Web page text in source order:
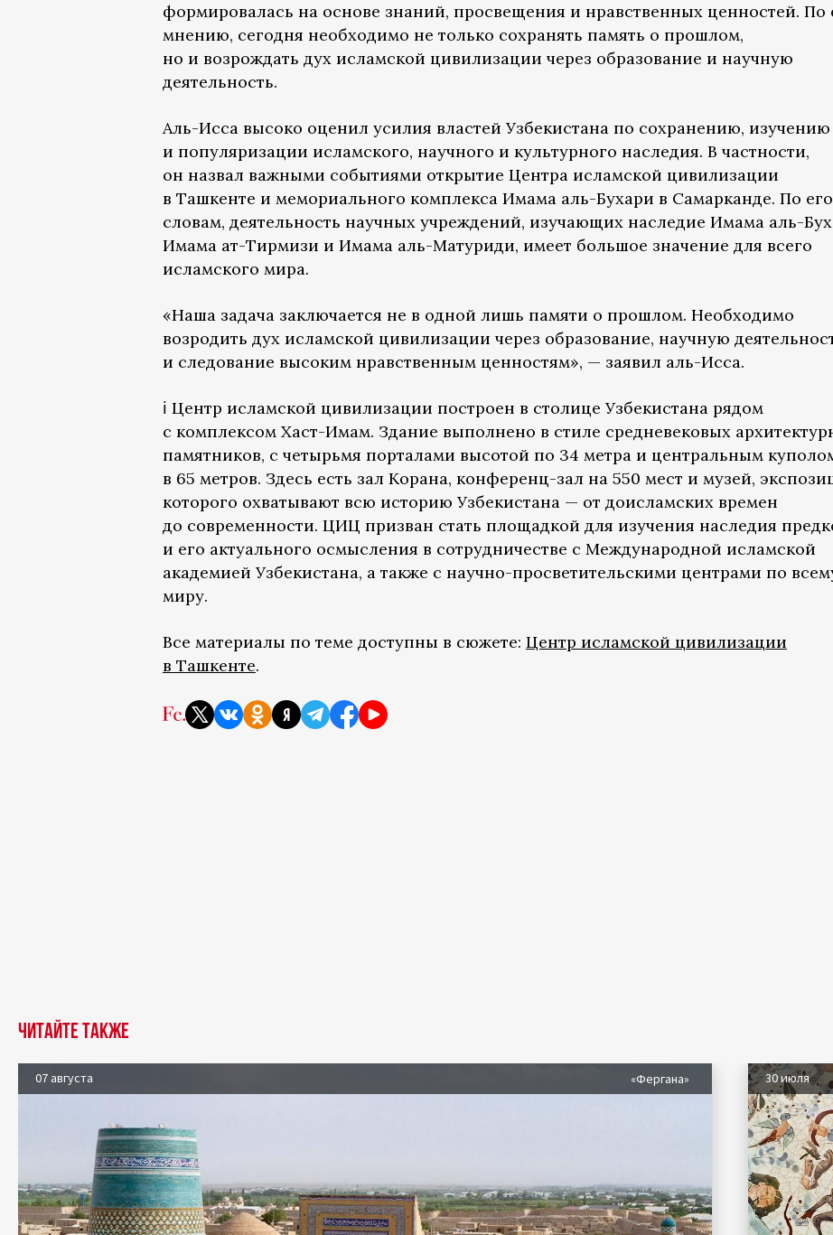
формировалась на основе знаний, просвещения и нравственных ценностей. По
мнению, сегодня необходимо не только сохранять память о прошлом,
но и возрождать дух исламской цивилизации через образование и научную
деятельность.
Аль-Исса высоко оценил усилия властей Узбекистана по сохранению, изучению
и популяризации исламского, научного и культурного наследия. В частности,
он назвал важными событиями открытие Центра исламской цивилизации
в Ташкенте и мемориального комплекса Имама аль-Бухари в Самарканде. По его
словам, деятельность научных учреждений, изучающих наследие Имама аль-
Имама ат-Тирмизи и Имама аль-Матуриди, имеет большое значение для всего
исламского мира.
«Наша задача заключается не в одной лишь памяти о прошлом. Необходимо
возродить дух исламской цивилизации через образование, научную
и следование высоким нравственным ценностям», — заявил аль-Исса.
ℹ️ Центр исламской цивилизации построен в столице Узбекистана рядом
с комплексом Хаст-Имам. Здание выполнено в стиле средневековых
памятников, с четырьмя порталами высотой по 34 метра и центральным
в 65 метров. Здесь есть зал Корана, конференц-зал на 550 мест и музей,
которого охватывают всю историю Узбекистана — от доисламских времен
до современности. ЦИЦ призван стать площадкой для изучения наследия
и его актуального осмысления в сотрудничестве с Международной исламской
академией Узбекистана, а также с научно-просветительскими центрами по
миру.
Все материалы по теме доступны в сюжете: Центр исламской цивилизации
в Ташкенте.
Читайте также
07 августа «Фергана» 30 июля